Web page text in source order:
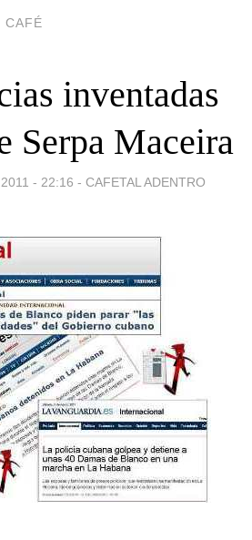
CAFÉ
inventadas
Serpa Maceira
- 22:16 - CAFETAL ADENTRO